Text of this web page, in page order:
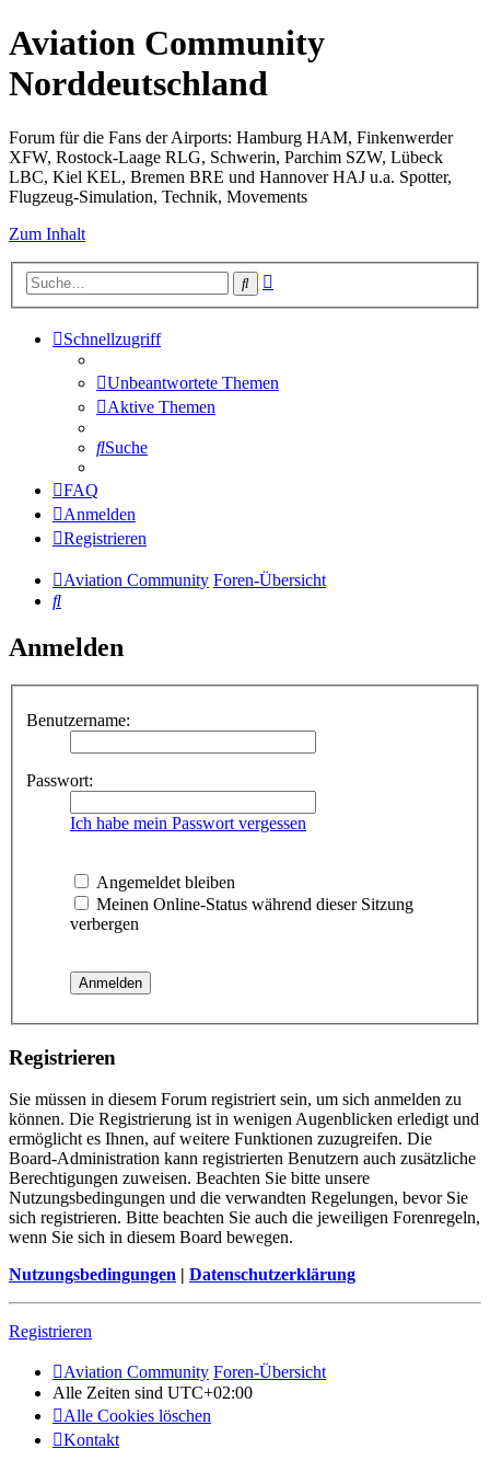
Aviation Community
Norddeutschland
Forum für die Fans der Airports: Hamburg HAM, Finkenwerder
XFW, Rostock-Laage RLG, Schwerin, Parchim SZW, Lübeck
LBC, Kiel KEL, Bremen BRE und Hannover HAJ u.a. Spotter,
Flugzeug-Simulation, Technik, Movements
Zum Inhalt
Suche
Schnellzugriff
Unbeantwortete Themen
Aktive Themen
Suche
FAQ
Anmelden
Registrieren
Aviation Community Foren-Übersicht
Suche
Anmelden
Benutzername:
Passwort:
Ich habe mein Passwort vergessen
Angemeldet bleiben
Meinen Online-Status während dieser Sitzung
verbergen
Registrieren
Sie müssen in diesem Forum registriert sein, um sich anmelden zu
können. Die Registrierung ist in wenigen Augenblicken erledigt und
ermöglicht es Ihnen, auf weitere Funktionen zuzugreifen. Die
Board-Administration kann registrierten Benutzern auch zusätzliche
Berechtigungen zuweisen. Beachten Sie bitte unsere
Nutzungsbedingungen und die verwandten Regelungen, bevor Sie
sich registrieren. Bitte beachten Sie auch die jeweiligen Forenregeln,
wenn Sie sich in diesem Board bewegen.
Nutzungsbedingungen | Datenschutzerklärung
Registrieren
Aviation Community Foren-Übersicht
Alle Zeiten sind UTC+02:00
Alle Cookies löschen
Kontakt